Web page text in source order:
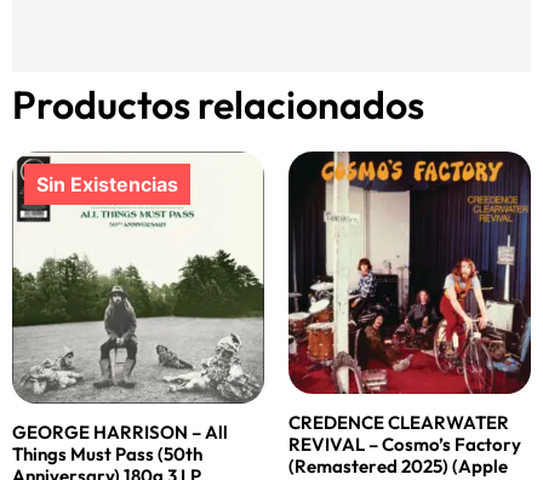
Productos relacionados
GEORGE HARRISON – All
Things Must Pass (50th
Anniversary) 180g 3 LP
CREDENCE CLEARWATER
REVIVAL – Cosmo’s Factory
(Remastered 2025) (Apple